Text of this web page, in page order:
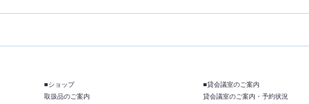
■ショップ
取扱品のご案内
■貸会議室のご案内
貸会議室のご案内・予約状況